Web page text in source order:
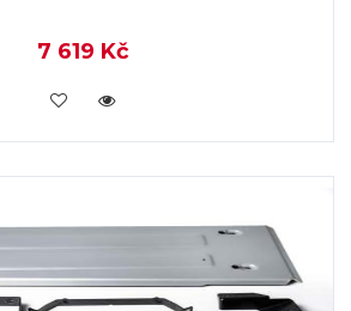
7 619 Kč
KOUPIT